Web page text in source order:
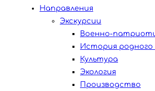
Направления
Экскурсии
Военно-
История родного
Культура
Экология
Производство